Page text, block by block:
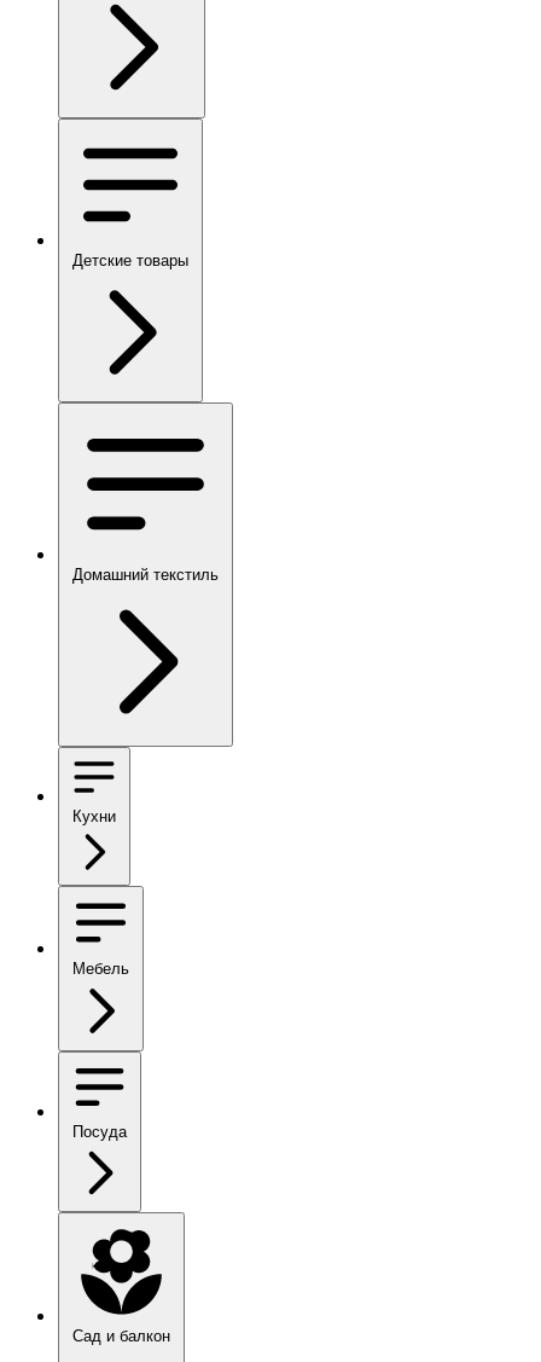
Детские товары
Домашний текстиль
Кухни
Мебель
Посуда
Сад и балкон